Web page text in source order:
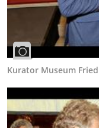
Kurator Museum